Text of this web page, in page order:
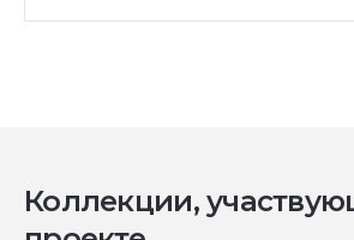
Коллекции,